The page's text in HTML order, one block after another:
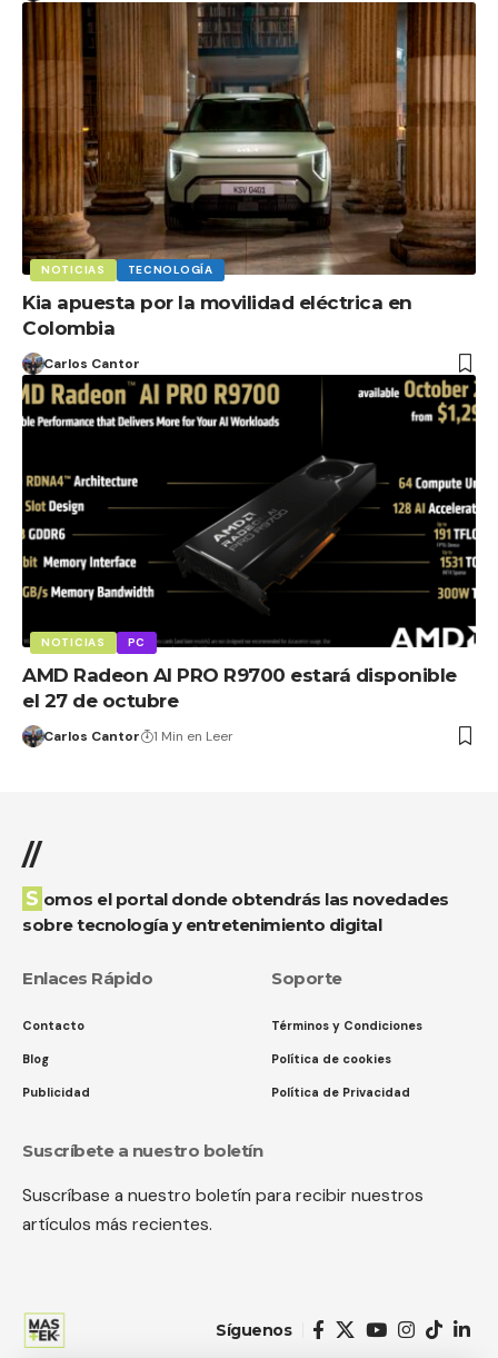
NOTICIAS TECNOLOGÍA
Kia apuesta por la movilidad eléctrica en
Colombia
Carlos Cantor
NOTICIAS PC
AMD Radeon AI PRO R9700 estará disponible
el 27 de octubre
Carlos Cantor 1 Min en Leer
//
Somos el portal donde obtendrás las novedades
sobre tecnología y entretenimiento digital
Enlaces Rápido
Contacto
Blog
Publicidad
Soporte
Términos y Condiciones
Política de cookies
Política de Privacidad
Suscríbete a nuestro boletín
Suscríbase a nuestro boletín para recibir nuestros
artículos más recientes.
Síguenos